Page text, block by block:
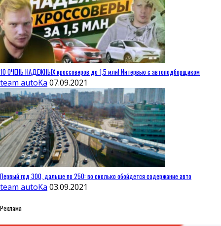
10 ОЧЕНЬ НАДЕЖНЫХ кроссоверов до 1,5 млн! Интервью с автоподборщиком
team autoKa 07.09.2021
Первый год 300, дальше по 250: во сколько обойдется содержание авто
team autoKa 03.09.2021
Реклама